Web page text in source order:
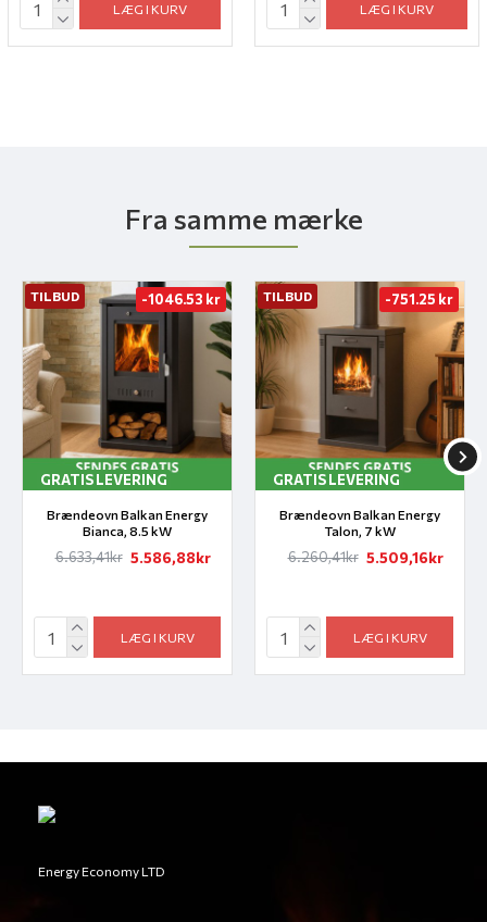
LÆG I KURV LÆG I KURV
Fra samme mærke
TILBUD
GRATIS LEVERING
-1046.53 kr
Brændeovn Balkan Energy
Bianca, 8.5 kW
5.586,88kr
6.633,41kr
LÆG I KURV
TILBUD
GRATIS LEVERING
-751.25 kr
Brændeovn Balkan Energy
Talon, 7 kW
5.509,16kr
6.260,41kr
LÆG I KURV
Energy Economy LTD